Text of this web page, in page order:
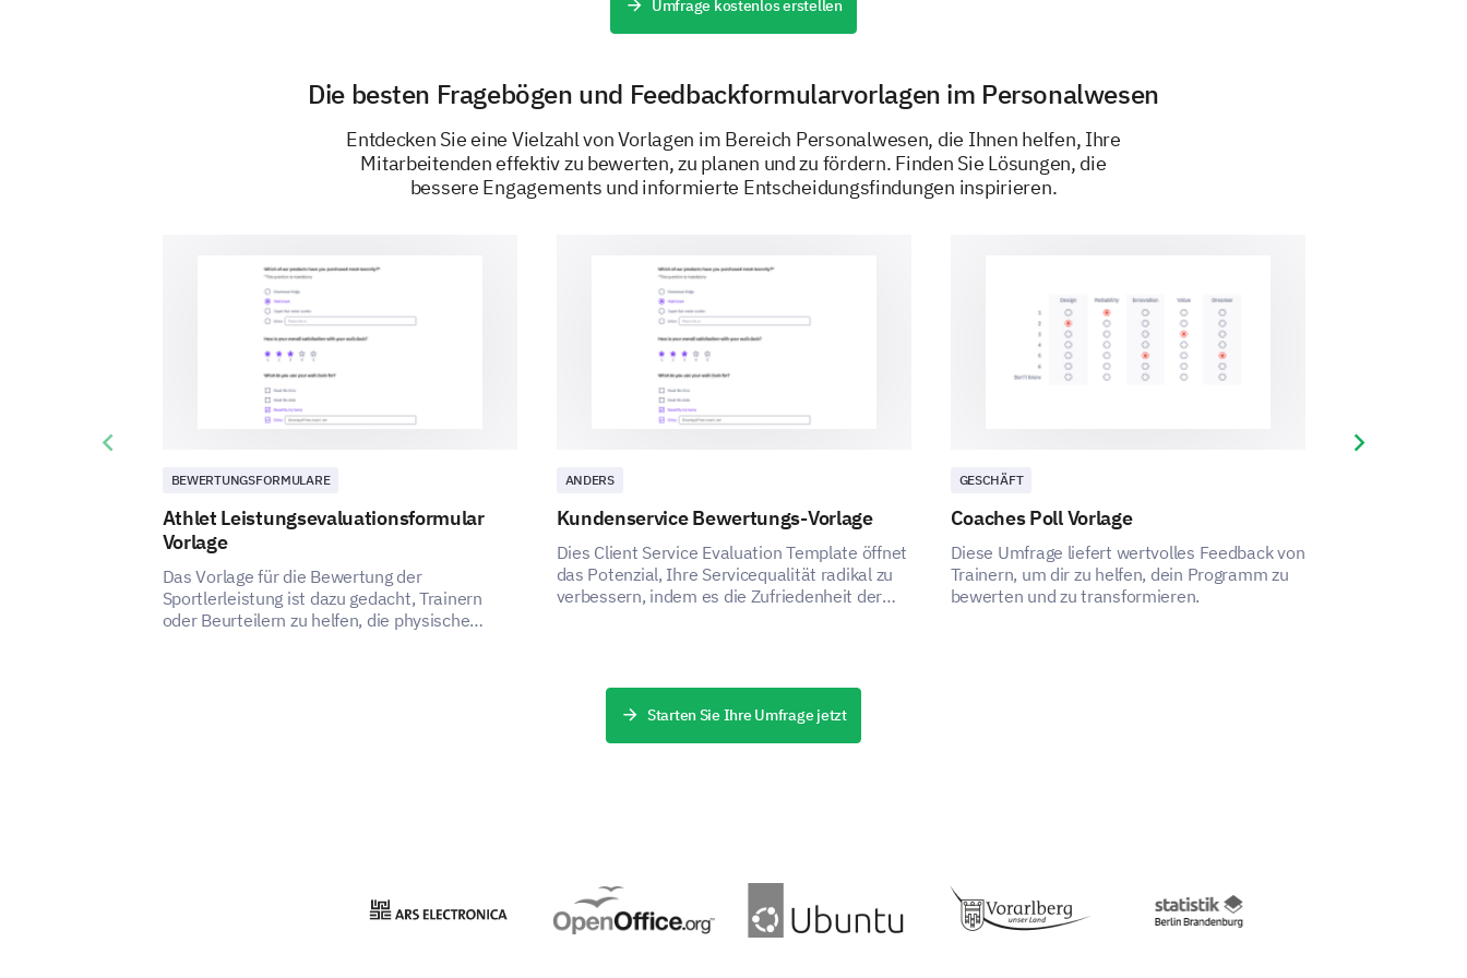
Stimme stark zu
Beschreiben Sie eine Situation, in der Teamarbeit zu einem erfolgreichen
Ergebnis in Ihrer Rolle geführt hat.
Bewertung von Wachstums- und Entwicklungsmöglichkeiten
Lassen Sie uns die Möglichkeiten für berufliches Wachstum und die Ihnen zur
Verfügung stehenden Ressourcen näher betrachten.
Fühlen Sie, dass Sie genügend Möglichkeiten zur beruflichen Weiterbildung
Ja
Bewerten Sie die folgenden Arten von Schulungen nach ihrer Wichtigkeit für
Umfrage kostenlos erstellen
Die besten Fragebögen und Feedbackformularvorlagen im Personalwesen
Entdecken Sie eine Vielzahl von Vorlagen im Bereich Personalwesen, die Ihnen helfen, Ihre
Mitarbeitenden effektiv zu bewerten, zu planen und zu fördern. Finden Sie Lösungen, die
bessere Engagements und informierte Entscheidungsfindungen inspirieren.
BEWERTUNGSFORMULARE
Athlet Leistungsevaluationsformular
Vorlage
Das Vorlage für die Bewertung der
Sportlerleistung ist dazu gedacht, Trainern
oder Beurteilern zu helfen, die physische
ANDERS
Kundenservice Bewertungs-Vorlage
Dies Client Service Evaluation Template öffnet
das Potenzial, Ihre Servicequalität radikal zu
verbessern, indem es die Zufriedenheit der
GESCHÄFT
Coaches Poll Vorlage
Diese Umfrage liefert wertvolles Feedback von
Trainern, um dir zu helfen, dein Programm zu
bewerten und zu transformieren.
Previous slide Next slide
Starten Sie Ihre Umfrage jetzt